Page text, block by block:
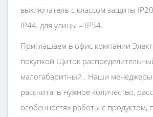
выключатель с классом защиты
IP44, для улицы – IP54.
Приглашаем в офис компании
покупкой Щиток
малогабаритный . Наши менеджеры
рассчитать нужное количество,
особенностях работы с продуктом,